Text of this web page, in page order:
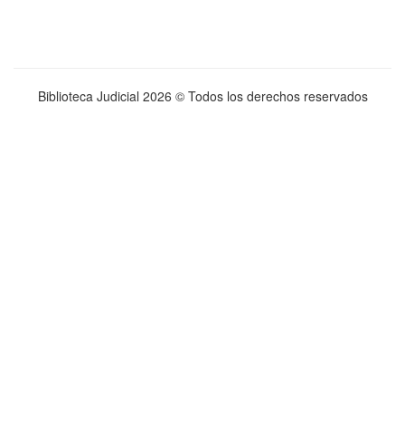
Biblioteca Judicial 2026 © Todos los derechos reservados